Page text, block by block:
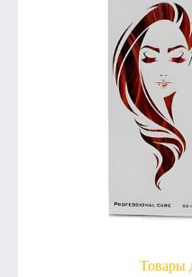
Товары